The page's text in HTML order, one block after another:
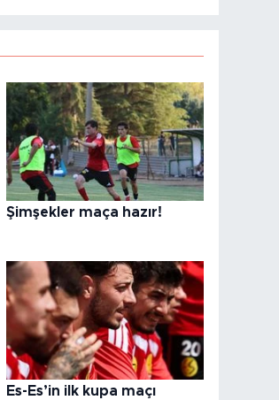
Şimşekler maça hazır!
Es-Es’in ilk kupa maçı